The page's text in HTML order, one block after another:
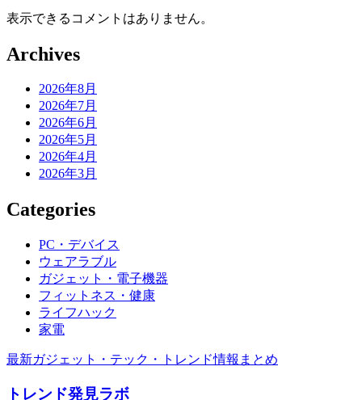
表示できるコメントはありません。
Archives
2026年8月
2026年7月
2026年6月
2026年5月
2026年4月
2026年3月
Categories
PC・デバイス
ウェアラブル
ガジェット・電子機器
フィットネス・健康
ライフハック
家電
最新ガジェット・テック・トレンド情報まとめ
トレンド発見ラボ